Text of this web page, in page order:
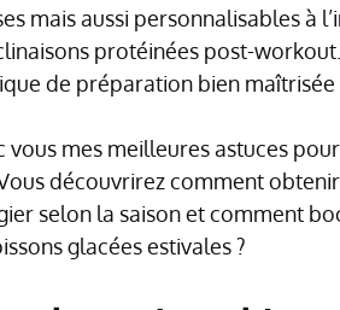
mais aussi personnalisables à
protéinées post-
de préparation bien maîtrisée
mes meilleures astuces
découvrirez comment
selon la saison et comment
glacées estivales ?